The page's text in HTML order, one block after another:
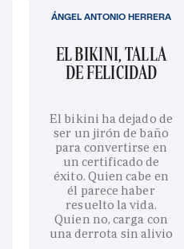
EL BIKINI, TALLA
DE FELICIDAD
El bikini ha dejado de
ser un jirón de baño
para convertirse en
un certificado de
éxito. Quien cabe en
él parece haber
resuelto la vida.
Quien no, carga con
una derrota sin alivio
ÁNGEL ANTONIO HERRERA